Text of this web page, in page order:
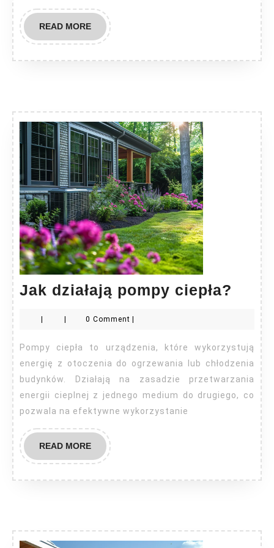
READ MOREREAD
MORE
Jak działają pompy ciepła?
| | 0 Comment |
Pompy ciepła to urządzenia, które wykorzystują
energię z otoczenia do ogrzewania lub chłodzenia
budynków. Działają na zasadzie przetwarzania
energii cieplnej z jednego medium do drugiego, co
pozwala na efektywne wykorzystanie
READ MOREREAD
MORE